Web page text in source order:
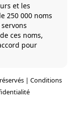
et les
250 000 noms
ces noms,
pour
| Conditions